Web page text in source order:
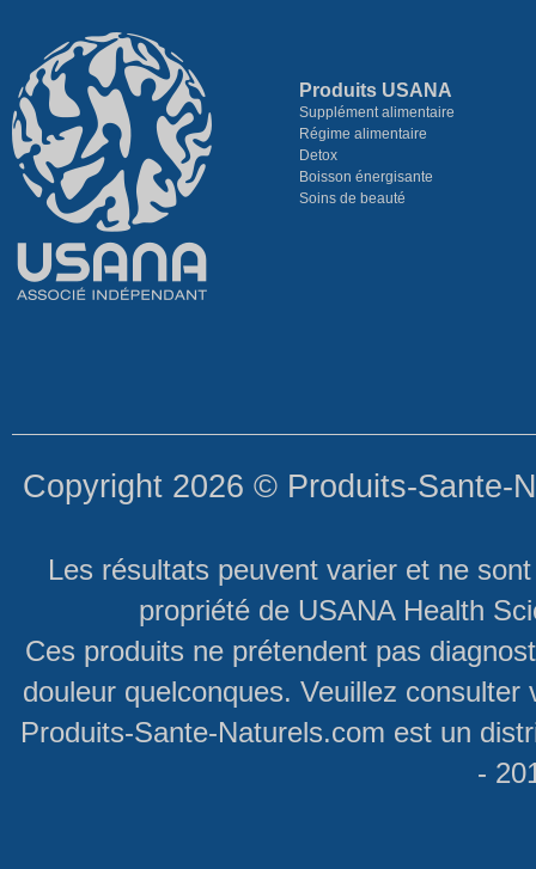
Produits USANA
Supplément alimentaire
Régime alimentaire
Detox
Boisson énergisante
Soins de beauté
Copyright 2026 © Produits-Sante-
Les résultats peuvent varier et ne
propriété de USANA Health
Ces produits ne prétendent pas
douleur quelconques. Veuillez
Produits-Sante-Naturels.com est un
-